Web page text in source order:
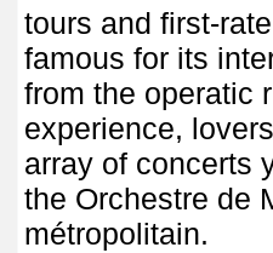
tours and first-
famous for its
from the operatic
experience,
array of concerts
the Orchestre de
métropolitain.